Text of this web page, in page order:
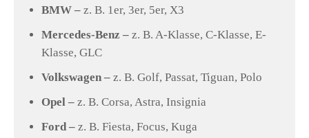
BMW – z. B. 1er, 3er, 5er, X3
Mercedes-Benz – z. B. A-Klasse, C-Klasse, E-
Klasse, GLC
Volkswagen – z. B. Golf, Passat, Tiguan, Polo
Opel – z. B. Corsa, Astra, Insignia
Ford – z. B. Fiesta, Focus, Kuga